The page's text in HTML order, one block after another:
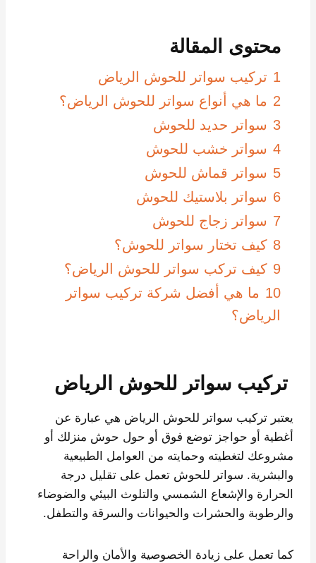
محتوى المقالة
1 تركيب سواتر للحوش الرياض
2 ما هي أنواع سواتر للحوش الرياض؟
3 سواتر حديد للحوش
4 سواتر خشب للحوش
5 سواتر قماش للحوش
6 سواتر بلاستيك للحوش
7 سواتر زجاج للحوش
8 كيف تختار سواتر للحوش؟
9 كيف تركب سواتر للحوش الرياض؟
10 ما هي أفضل شركة تركيب سواتر
الرياض؟
تركيب سواتر للحوش الرياض
يعتبر تركيب سواتر للحوش الرياض هي عبارة عن
أغطية أو حواجز توضع فوق أو حول حوش منزلك أو
مشروعك لتغطيته وحمايته من العوامل الطبيعية
والبشرية. سواتر للحوش تعمل على تقليل درجة
الحرارة والإشعاع الشمسي والتلوث البيئي والضوضاء
والرطوبة والحشرات والحيوانات والسرقة والتطفل.
كما تعمل على زيادة الخصوصية والأمان والراحة